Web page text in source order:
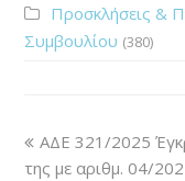
Προσκλήσεις &
Συμβουλίου (380)
ΑΔΕ 321/2025
της με αριθμ. 04/